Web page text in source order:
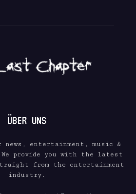
ÜBER UNS
news, entertainment, music &
provide you with the latest
from the entertainment
industry.